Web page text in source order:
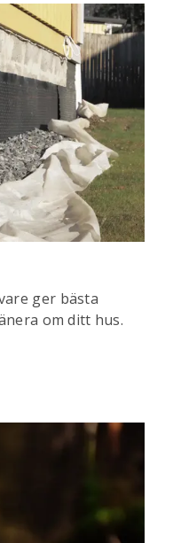
ger bästa
om ditt hus.